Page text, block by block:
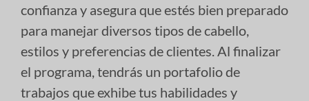
confianza y asegura que estés bien preparado
para manejar diversos tipos de cabello,
estilos y preferencias de clientes. Al finalizar
el programa, tendrás un portafolio de
trabajos que exhibe tus habilidades y